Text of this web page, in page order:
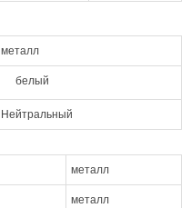
металл
белый
Нейтральный
металл
металл